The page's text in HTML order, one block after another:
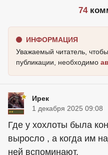
74
ИНФОРМАЦИЯ
Уважаемый читатель,
публикации, необходимо
Ирек
1 декабря 2025 09:08
Где у хохлоты была
выросло , а когда им
ней вспоминают.